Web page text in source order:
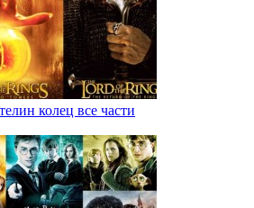
колец все части